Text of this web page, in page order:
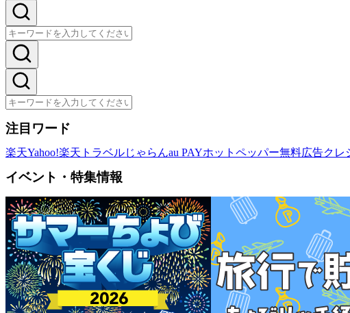
注目ワード
楽天Yahoo!楽天トラベルじゃらんau PAYホットペッパー無料広告クレ
イベント・特集情報